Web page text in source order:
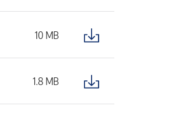
10 MB
1.8 MB